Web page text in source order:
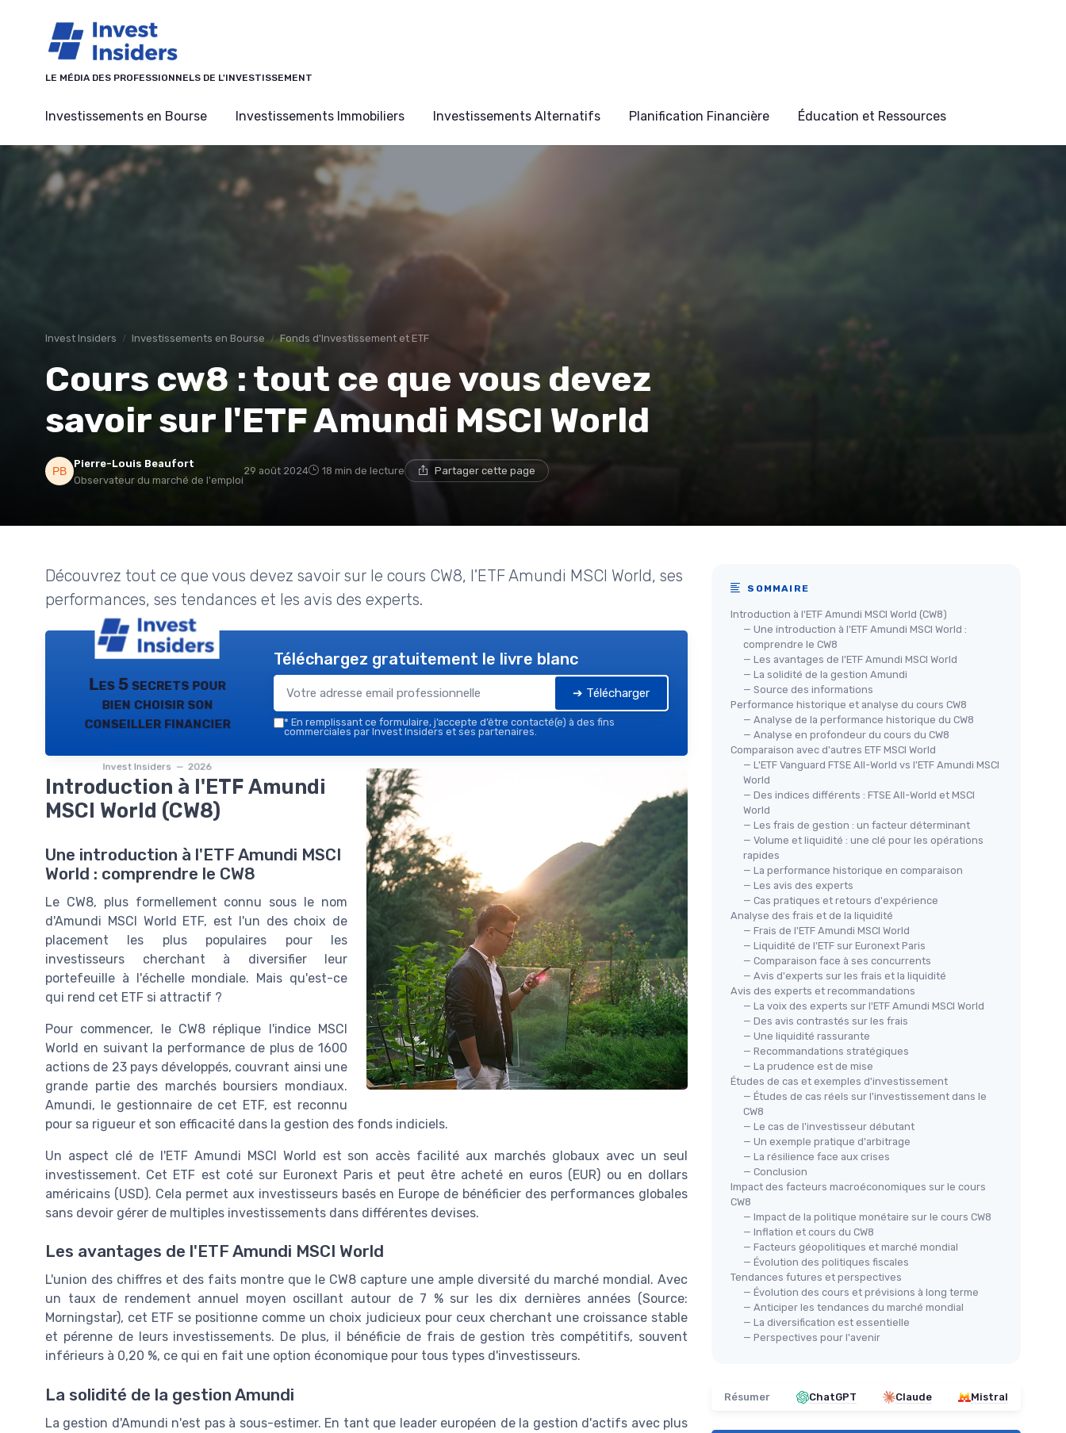
LE MÉDIA DES PROFESSIONNELS DE L'INVESTISSEMENT
Investissements en Bourse Investissements Immobiliers Investissements Alternatifs Planification Financière Éducation et Ressources
Invest Insiders Investissements en Bourse Fonds d'Investissement et ETF
Cours cw8 : tout ce que vous devez
savoir sur l'ETF Amundi MSCI World
Pierre-Louis Beaufort
Observateur du marché de l'emploi
29 août 2024 18 min de lecture Partager cette page
Découvrez tout ce que vous devez savoir sur le cours CW8, l'ETF Amundi MSCI World, ses
performances, ses tendances et les avis des experts.
Les 5 secrets pour
bien choisir son
conseiller financier
Invest Insiders — 2026
Téléchargez gratuitement le livre blanc
➔ Télécharger
* En remplissant ce formulaire, j’accepte d’être contacté(e) à des fins
commerciales par Invest Insiders et ses partenaires.
Introduction à l'ETF Amundi
MSCI World (CW8)
Une introduction à l'ETF Amundi MSCI
World : comprendre le CW8
Le CW8, plus formellement connu sous le nom
d'Amundi MSCI World ETF, est l'un des choix de
placement les plus populaires pour les
investisseurs cherchant à diversifier leur
portefeuille à l'échelle mondiale. Mais qu'est-ce
qui rend cet ETF si attractif ?
Pour commencer, le CW8 réplique l'indice MSCI
World en suivant la performance de plus de 1600
actions de 23 pays développés, couvrant ainsi une
grande partie des marchés boursiers mondiaux.
Amundi, le gestionnaire de cet ETF, est reconnu
pour sa rigueur et son efficacité dans la gestion des fonds indiciels.
Un aspect clé de l'ETF Amundi MSCI World est son accès facilité aux marchés globaux avec un seul
investissement. Cet ETF est coté sur Euronext Paris et peut être acheté en euros (EUR) ou en dollars
américains (USD). Cela permet aux investisseurs basés en Europe de bénéficier des performances globales
sans devoir gérer de multiples investissements dans différentes devises.
Les avantages de l'ETF Amundi MSCI World
L'union des chiffres et des faits montre que le CW8 capture une ample diversité du marché mondial. Avec
un taux de rendement annuel moyen oscillant autour de 7 % sur les dix dernières années (Source:
Morningstar), cet ETF se positionne comme un choix judicieux pour ceux cherchant une croissance stable
et pérenne de leurs investissements. De plus, il bénéficie de frais de gestion très compétitifs, souvent
inférieurs à 0,20 %, ce qui en fait une option économique pour tous types d'investisseurs.
La solidité de la gestion Amundi
La gestion d'Amundi n'est pas à sous-estimer. En tant que leader européen de la gestion d'actifs avec plus
SOMMAIRE
Introduction à l'ETF Amundi MSCI World (CW8)
— Une introduction à l'ETF Amundi MSCI World :
comprendre le CW8
— Les avantages de l'ETF Amundi MSCI World
— La solidité de la gestion Amundi
— Source des informations
Performance historique et analyse du cours CW8
— Analyse de la performance historique du CW8
— Analyse en profondeur du cours du CW8
Comparaison avec d'autres ETF MSCI World
— L'ETF Vanguard FTSE All-World vs l'ETF Amundi MSCI
World
— Des indices différents : FTSE All-World et MSCI
World
— Les frais de gestion : un facteur déterminant
— Volume et liquidité : une clé pour les opérations
rapides
— La performance historique en comparaison
— Les avis des experts
— Cas pratiques et retours d'expérience
Analyse des frais et de la liquidité
— Frais de l'ETF Amundi MSCI World
— Liquidité de l'ETF sur Euronext Paris
— Comparaison face à ses concurrents
— Avis d'experts sur les frais et la liquidité
Avis des experts et recommandations
— La voix des experts sur l'ETF Amundi MSCI World
— Des avis contrastés sur les frais
— Une liquidité rassurante
— Recommandations stratégiques
— La prudence est de mise
Études de cas et exemples d'investissement
— Études de cas réels sur l'investissement dans le
CW8
— Le cas de l'investisseur débutant
— Un exemple pratique d'arbitrage
— La résilience face aux crises
— Conclusion
Impact des facteurs macroéconomiques sur le cours
CW8
— Impact de la politique monétaire sur le cours CW8
— Inflation et cours du CW8
— Facteurs géopolitiques et marché mondial
— Évolution des politiques fiscales
Tendances futures et perspectives
— Évolution des cours et prévisions à long terme
— Anticiper les tendances du marché mondial
— La diversification est essentielle
— Perspectives pour l'avenir
Résumer ChatGPT Claude Mistral